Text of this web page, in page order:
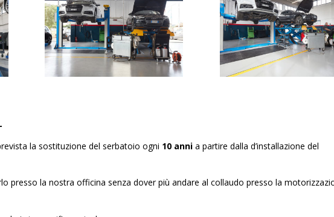
la sostituzione del serbatoio ogni 10 anni a partire dalla d’installazione del
presso la nostra officina senza dover più andare al collaudo presso la